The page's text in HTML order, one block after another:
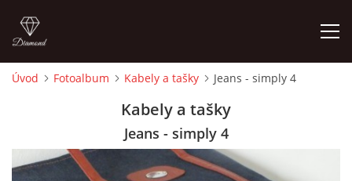
Úvod Fotoalbum Kabely a tašky Jeans - simply 4
Kabely a tašky
Jeans - simply 4